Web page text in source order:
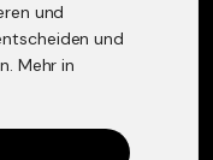
und
und
Mehr in